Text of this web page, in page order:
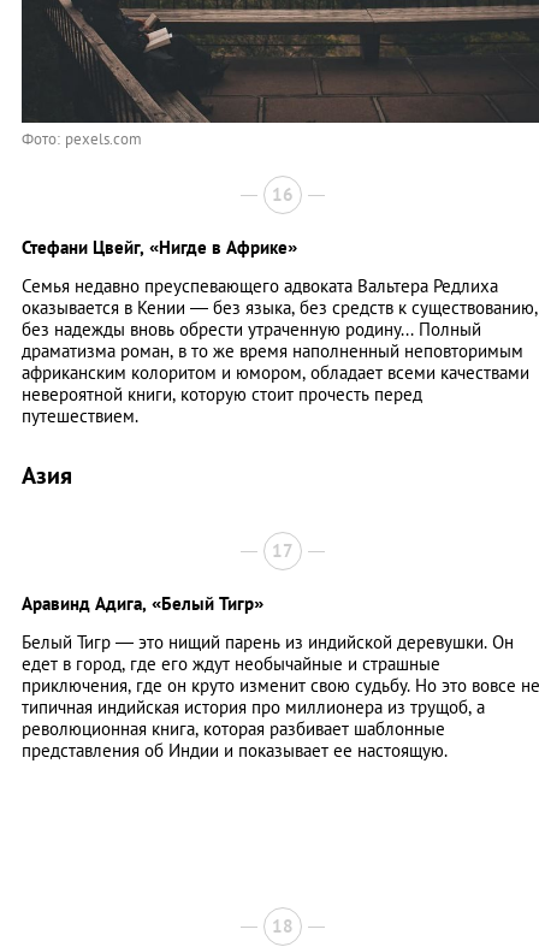
Фото: pexels.com
16
Стефани Цвейг, «Нигде в Африке»
Семья недавно преуспевающего адвоката Вальтера Редлиха
оказывается в Кении — без языка, без средств к существованию,
без надежды вновь обрести утраченную родину... Полный
драматизма роман, в то же время наполненный неповторимым
африканским колоритом и юмором, обладает всеми качествами
невероятной книги, которую стоит прочесть перед
путешествием.
Азия
17
Аравинд Адига, «Белый Тигр»
Белый Тигр — это нищий парень из индийской деревушки. Он
едет в город, где его ждут необычайные и страшные
приключения, где он круто изменит свою судьбу. Но это вовсе не
типичная индийская история про миллионера из трущоб, а
революционная книга, которая разбивает шаблонные
представления об Индии и показывает ее настоящую.
18